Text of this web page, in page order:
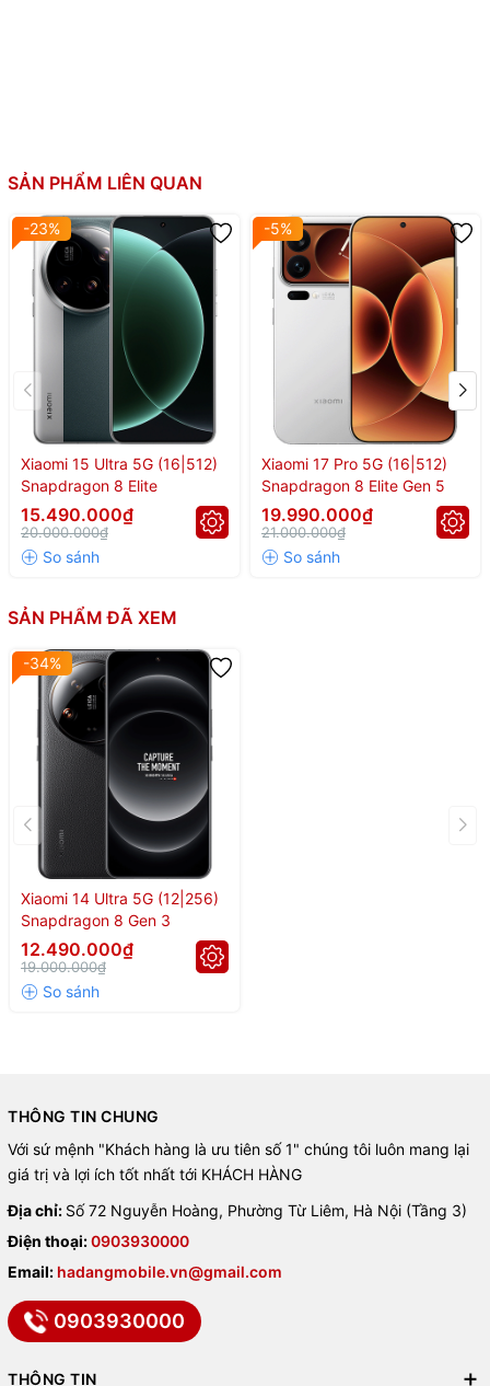
trong:
Thẻ SIM: 2 SIM, Nano SIM
5300 mAh (China)
5000 mAh (Quốc tế)
Sạc nhanh (dây) 90W, PD3.0, QC4
Sạc nhanh (không dây) 80W
Sạc ngược không dây 10W
Công nghệ Xiaomi ThePaper
Thiết kế:
Khung nhôm/Titan phẳng
Màn hình cong nhẹ tràn 4 cạnh
Mặt lưng da/kính
Kháng nước, bụi IP68
🔥Xiaomi 14 Ultra -
Snapdragon 8 Gen 3 |
Siêu phẩm hiệu năng
hơn 2 triệu điểm
AnTuTu
📅Ra mắt: 22/2/2024 (TQ),
23/5/2024 (VN)
SẢN PHẨM LIÊN QUAN
-23%
Xiaomi 15 Ultra 5G (16|512)
Snapdragon 8 Elite
15.490.000₫
20.000.000₫
-5%
Xiaomi 17 Pro 5G (16|512)
Snapdragon 8 Elite Gen 5
19.990.000₫
21.000.000₫
SẢN PHẨM ĐÃ XEM
-34%
Xiaomi 14 Ultra 5G (12|256)
Snapdragon 8 Gen 3
12.490.000₫
19.000.000₫
THÔNG TIN CHUNG
Với sứ mệnh "Khách hàng là ưu tiên số 1" chúng tôi luôn mang lại
giá trị và lợi ích tốt nhất tới KHÁCH HÀNG
Địa chỉ: Số 72 Nguyễn Hoàng, Phường Từ Liêm, Hà Nội (Tầng 3)
Điện thoại:0903930000
Email: hadangmobile.vn@gmail.com
0903930000
THÔNG TIN